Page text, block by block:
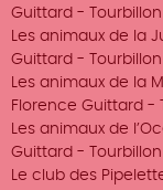
Guittard - Tourbillon
Les animaux de la
Guittard - Tourbillon
Les animaux de la
Florence Guittard -
Les animaux de
Guittard - Tourbillon
Le club des